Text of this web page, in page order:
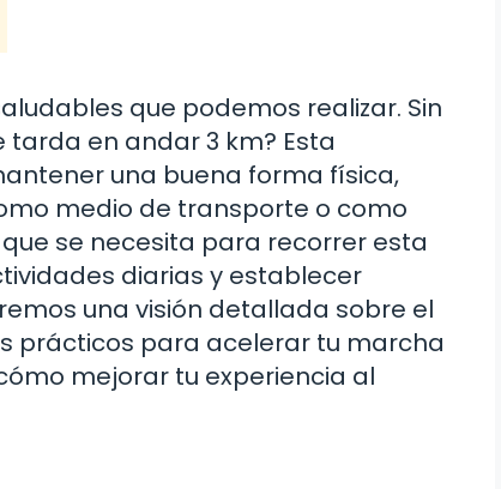
que podemos realizar. Sin
en andar 3 km? Esta
una buena forma física,
medio de transporte o como
se necesita para recorrer esta
diarias y establecer
una visión detallada sobre el
prácticos para acelerar tu marcha
mejorar tu experiencia al